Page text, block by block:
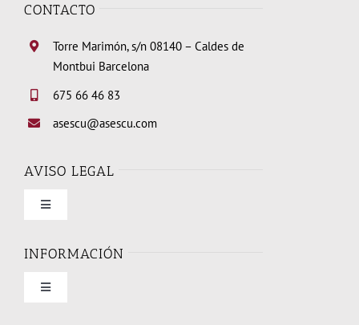
CONTACTO
Torre Marimón, s/n 08140 – Caldes de
Montbui Barcelona
675 66 46 83
asescu@asescu.com
AVISO LEGAL
Toggle
Condiciones de uso
INFORMACIÓN
Toggle